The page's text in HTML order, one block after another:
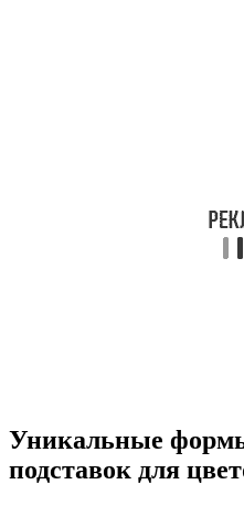
Уникальные
подставок для